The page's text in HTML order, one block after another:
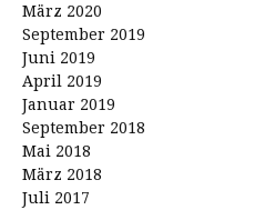
März 2020
September 2019
Juni 2019
April 2019
Januar 2019
September 2018
Mai 2018
März 2018
Juli 2017